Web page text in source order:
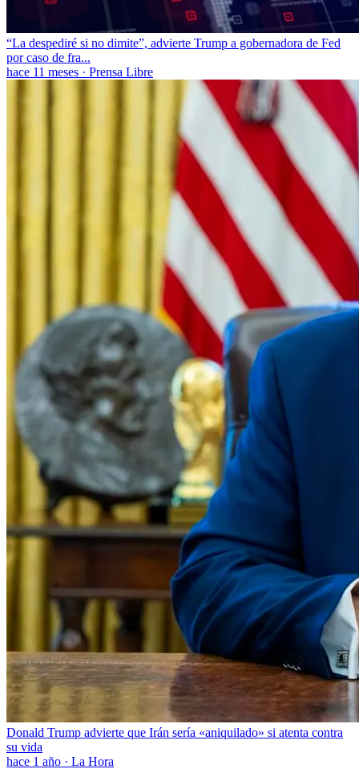
“La despediré si no dimite”, advierte Trump a gobernadora de Fed
por caso de fra...
hace 11 meses · Prensa Libre
Donald Trump advierte que Irán sería «aniquilado» si atenta contra
su vida
hace 1 año · La Hora